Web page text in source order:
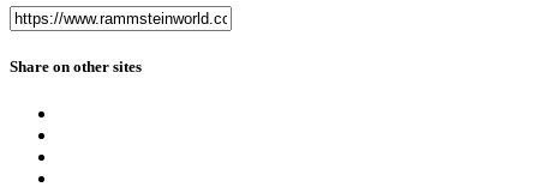
Share on other sites